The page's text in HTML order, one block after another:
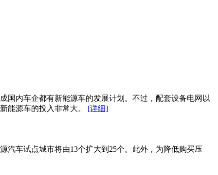
国内车企都有新能源车的发展计划。不过，配套设备电网以
能源车的投入非常大。 [详细]
汽车试点城市将由13个扩大到25个。此外，为降低购买压